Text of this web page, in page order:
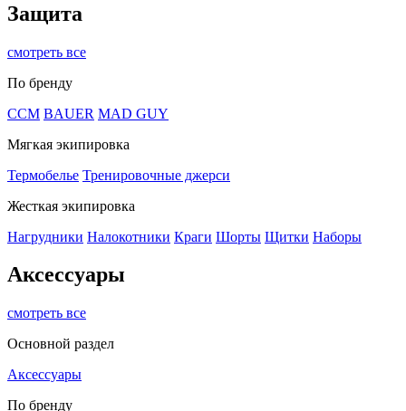
Защита
смотреть все
По бренду
CCM BAUER MAD GUY
Мягкая экипировка
Термобелье Тренировочные джерси
Жесткая экипировка
Нагрудники Налокотники Краги Шорты Щитки Наборы
Аксессуары
смотреть все
Основной раздел
Аксессуары
По бренду